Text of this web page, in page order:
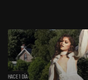
HACE 1 DÍA